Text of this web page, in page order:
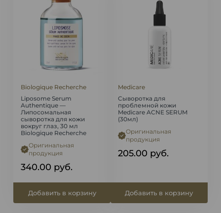
Biologique Recherche
Liposome Serum
Authentique —
Липосомальная
сыворотка для кожи
вокруг глаз, 30 мл
Biologique Recherche
Оригинальная
продукция
340.00 руб.
Добавить в корзину
Medicare
Сыворотка для
проблемной кожи
Medicare ACNE SERUM
(30мл)
Оригинальная
продукция
205.00 руб.
Добавить в корзину